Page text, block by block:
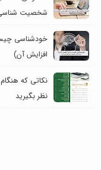
شخصیت شناسی
افزایش آن)
نکاتی که
نظر بگیرید